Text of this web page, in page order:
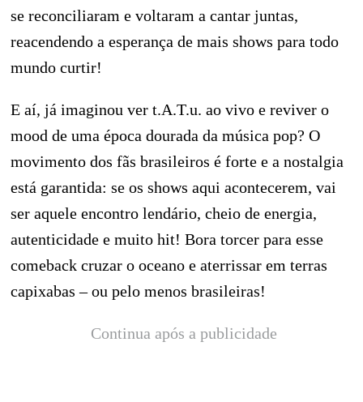
se reconciliaram e voltaram a cantar juntas,
reacendendo a esperança de mais shows para todo
mundo curtir!
E aí, já imaginou ver t.A.T.u. ao vivo e reviver o
mood de uma época dourada da música pop? O
movimento dos fãs brasileiros é forte e a nostalgia
está garantida: se os shows aqui acontecerem, vai
ser aquele encontro lendário, cheio de energia,
autenticidade e muito hit! Bora torcer para esse
comeback cruzar o oceano e aterrissar em terras
capixabas – ou pelo menos brasileiras!
Continua após a publicidade